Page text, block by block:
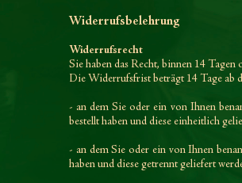
Widerrufsbelehrung
Widerrufsrecht
Sie haben das Recht, binnen 14
Die Widerrufsfrist beträgt 14 Tage ab
- an dem Sie oder ein von Ihnen
bestellt haben und diese einheitlich
- an dem Sie oder ein von Ihnen
haben und diese getrennt geliefert